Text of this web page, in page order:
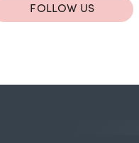
FOLLOW US